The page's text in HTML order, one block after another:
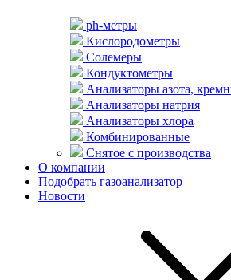
ph-метры
Кислородометры
Солемеры
Кондуктометры
Анализаторы азота,
Анализаторы натрия
Анализаторы хлора
Комбинированные
Снятое с производства
О компании
Подобрать газоанализатор
Новости